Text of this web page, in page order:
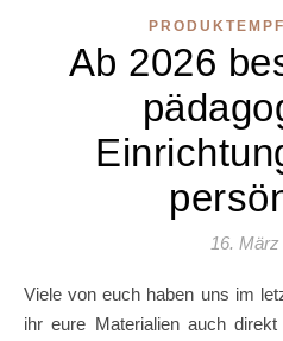
Ab 2026
16.
Viele von euch haben uns im letzten Jahr geschrieben:„Könnt
ihr eure Materialien auch